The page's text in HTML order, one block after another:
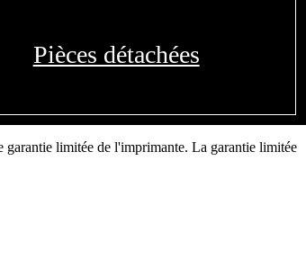
Pièces détachées
garantie limitée de l'imprimante. La garantie limitée